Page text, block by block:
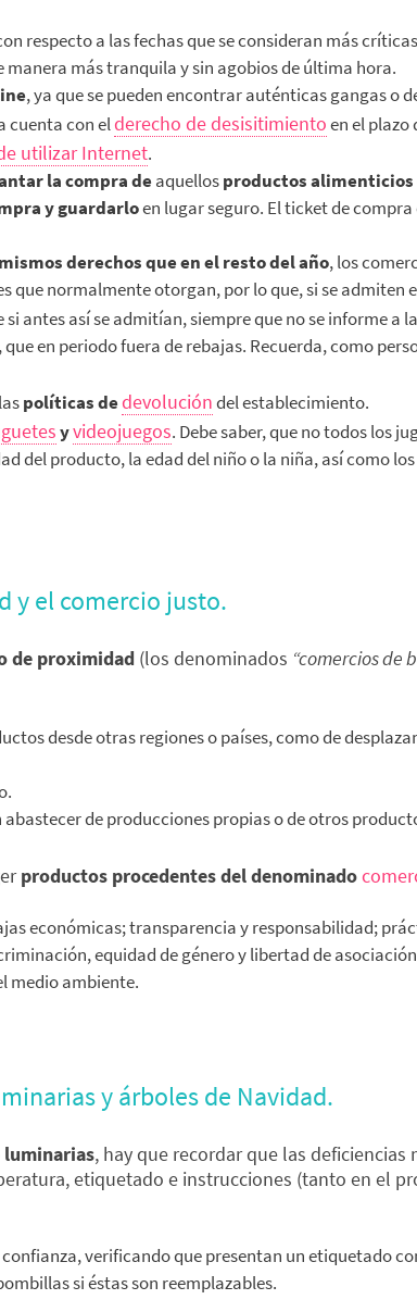
respecto a las fechas que se consideran más
más tranquila y sin agobios de última hora.
, ya que se pueden encontrar auténticas gangas o
cuenta con elderecho de desisitimientoen el plazo
utilizar Internet.
la compra deaquellosproductos alimenticios
y guardarloen lugar seguro. El ticket de
derechos que en el resto del año, los
normalmente otorgan, por lo que, si se
antes así se admitían, siempre que no se informe a
en periodo fuera de rebajas. Recuerda, como
políticas dedevolucióndel establecimiento.
yvideojuegos. Debe saber, que no todos los
del producto, la edad del niño o la niña, así como
y el comercio justo.
de proximidad (los denominados “comercios de
desde otras regiones o países, como de
de producciones propias o de otros
productos procedentes del denominado
económicas; transparencia y responsabilidad;
equidad de género y libertad de
medio ambiente.
y árboles de Navidad.
luminarias, hay que recordar que las
etiquetado e instrucciones (tanto en el
verificando que presentan un etiquetado
si éstas son reemplazables.